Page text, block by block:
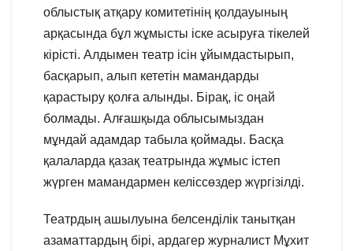
облыстық атқару комитетінің қолдауының
арқасында бұл жұмысты іске асыруға тікелей
кірісті. Алдымен театр ісін ұйымдастырып,
басқарып, алып кететін мамандарды
қарастыру қолға алынды. Бірақ, іс оңай
болмады. Алғашқыда облысымыздан
мұндай адамдар табыла қоймады. Басқа
қалаларда қазақ театрында жұмыс істеп
жүрген мамандармен келіссөздер жүргізілді.
Театрдың ашылуына белсенділік танытқан
азаматтардың бірі, ардагер журналист Мұхит